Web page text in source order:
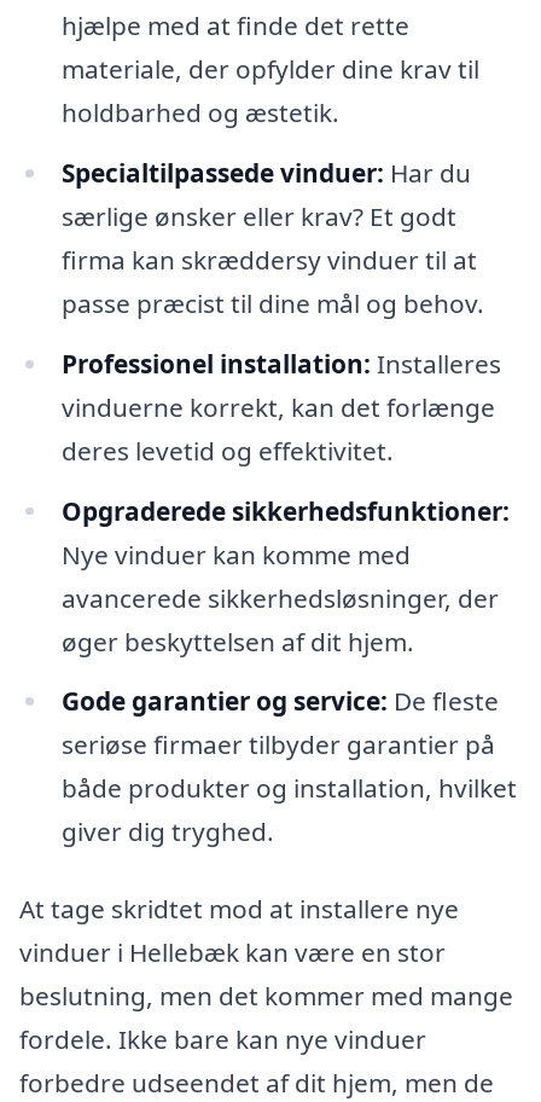
hjælpe med at finde det rette
materiale, der opfylder dine krav til
holdbarhed og æstetik.
Specialtilpassede vinduer: Har du
særlige ønsker eller krav? Et godt
firma kan skræddersy vinduer til at
passe præcist til dine mål og behov.
Professionel installation: Installeres
vinduerne korrekt, kan det forlænge
deres levetid og effektivitet.
Opgraderede sikkerhedsfunktioner:
Nye vinduer kan komme med
avancerede sikkerhedsløsninger, der
øger beskyttelsen af dit hjem.
Gode garantier og service: De fleste
seriøse firmaer tilbyder garantier på
både produkter og installation, hvilket
giver dig tryghed.
At tage skridtet mod at installere nye
vinduer i Hellebæk kan være en stor
beslutning, men det kommer med mange
fordele. Ikke bare kan nye vinduer
forbedre udseendet af dit hjem, men de